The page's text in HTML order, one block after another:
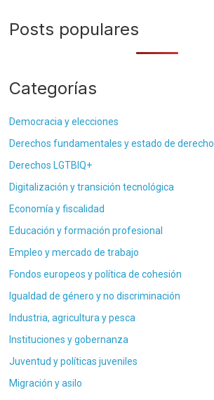
Posts populares
Categorías
Democracia y elecciones
Derechos fundamentales y estado de derecho
Derechos LGTBIQ+
Digitalización y transición tecnológica
Economía y fiscalidad
Educación y formación profesional
Empleo y mercado de trabajo
Fondos europeos y política de cohesión
Igualdad de género y no discriminación
Industria, agricultura y pesca
Instituciones y gobernanza
Juventud y políticas juveniles
Migración y asilo